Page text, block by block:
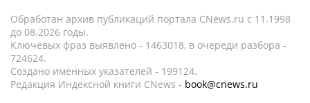
Обработан архив публикаций портала CNews.ru c 11.1998
до 08.2026 годы.
Ключевых фраз выявлено - 1463018, в очереди разбора -
724624.
Создано именных указателей - 199124.
Редакция Индексной книги CNews - book@cnews.ru